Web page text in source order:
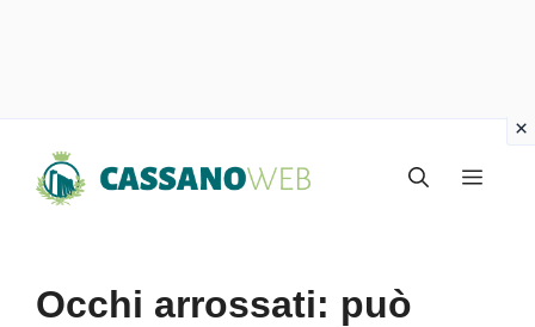
Menu
Occhi arrossati: può